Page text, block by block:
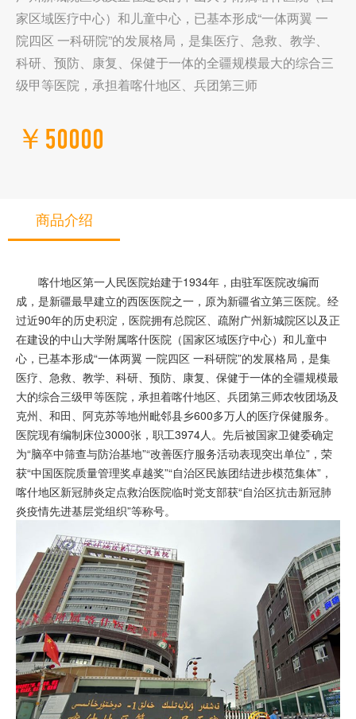
家区域医疗中心）和儿童中心，已基本形成“一体两翼 一
院四区 一科研院”的发展格局，是集医疗、急救、教学、
科研、预防、康复、保健于一体的全疆规模最大的综合三
级甲等医院，承担着喀什地区、兵团第三师
￥50000
商品介绍
喀什地区第一人民医院始建于1934年，由驻军医院改编而
成，是新疆最早建立的西医医院之一，原为新疆省立第三医院。经
过近90年的历史积淀，医院拥有总院区、疏附广州新城院区以及正
在建设的中山大学附属喀什医院（国家区域医疗中心）和儿童中
心，已基本形成“一体两翼 一院四区 一科研院”的发展格局，是集
医疗、急救、教学、科研、预防、康复、保健于一体的全疆规模最
大的综合三级甲等医院，承担着喀什地区、兵团第三师农牧团场及
克州、和田、阿克苏等地州毗邻县乡600多万人的医疗保健服务。
医院现有编制床位3000张，职工3974人。先后被国家卫健委确定
为“脑卒中筛查与防治基地”“改善医疗服务活动表现突出单位”，荣
获“中国医院质量管理奖卓越奖”“自治区民族团结进步模范集体”，
喀什地区新冠肺炎定点救治医院临时党支部获“自治区抗击新冠肺
炎疫情先进基层党组织”等称号。